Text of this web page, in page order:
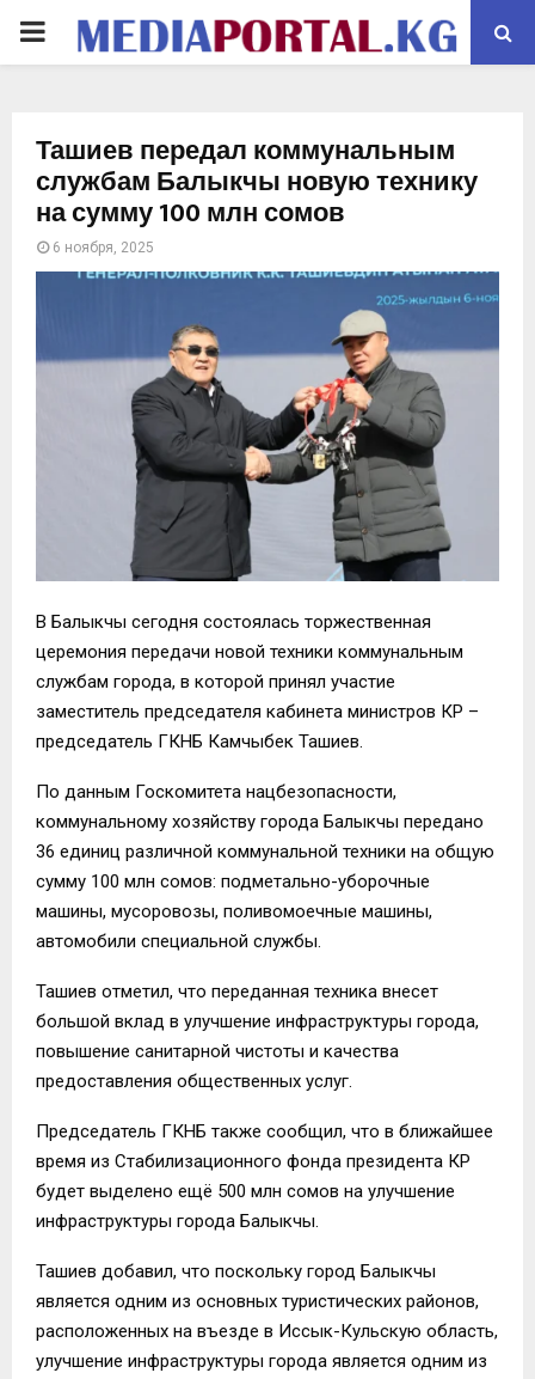
PRIMARY
Ташиев передал коммунальным
службам Балыкчы новую технику
на сумму 100 млн сомов
6 ноября, 2025
В Балыкчы сегодня состоялась торжественная
церемония передачи новой техники коммунальным
службам города, в которой принял участие
заместитель председателя кабинета министров КР –
председатель ГКНБ Камчыбек Ташиев.
По данным Госкомитета нацбезопасности,
коммунальному хозяйству города Балыкчы передано
36 единиц различной коммунальной техники на общую
сумму 100 млн сомов: подметально-уборочные
машины, мусоровозы, поливомоечные машины,
автомобили специальной службы.
Ташиев отметил, что переданная техника внесет
большой вклад в улучшение инфраструктуры города,
повышение санитарной чистоты и качества
предоставления общественных услуг.
Председатель ГКНБ также сообщил, что в ближайшее
время из Стабилизационного фонда президента КР
будет выделено ещё 500 млн сомов на улучшение
инфраструктуры города Балыкчы.
Ташиев добавил, что поскольку город Балыкчы
является одним из основных туристических районов,
расположенных на въезде в Иссык-Кульскую область,
улучшение инфраструктуры города является одним из